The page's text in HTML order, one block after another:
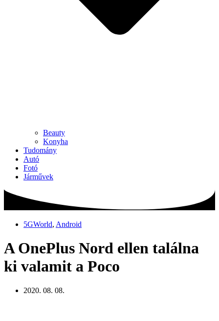
Beauty
Konyha
Tudomány
Autó
Fotó
Járművek
5GWorld, Android
A OnePlus Nord ellen találna
ki valamit a Poco
2020. 08. 08.